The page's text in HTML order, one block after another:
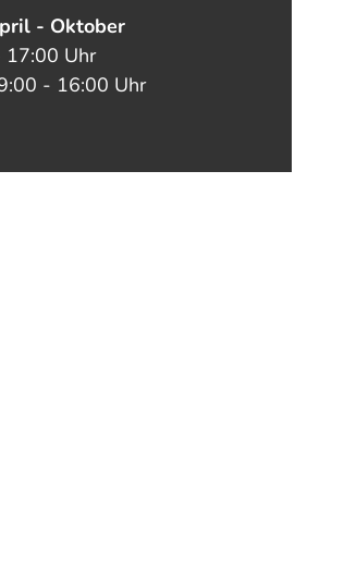
- Oktober
17:00 Uhr
- 16:00 Uhr